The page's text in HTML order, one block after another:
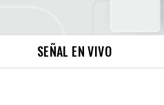
SEÑAL EN VIVO